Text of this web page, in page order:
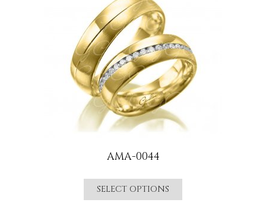
AMA-0044
SELECT OPTIONS